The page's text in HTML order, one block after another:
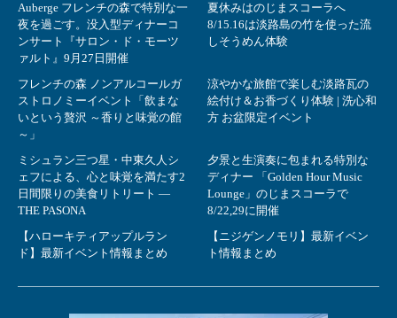
Auberge フレンチの森で特別な一
夜を過ごす。没入型ディナーコ
ンサート『サロン・ド・モーツ
ァルト』9月27日開催
夏休みはのじまスコーラへ
8/15.16は淡路島の竹を使った流
しそうめん体験
フレンチの森 ノンアルコールガ
ストロノミーイベント「飲まな
いという贅沢 ～香りと味覚の館
～」
涼やかな旅館で楽しむ淡路瓦の
絵付け＆お香づくり体験 | 洗心和
方 お盆限定イベント
ミシュラン三つ星・中東久人シ
ェフによる、心と味覚を満たす2
日間限りの美食リトリート ―
THE PASONA
夕景と生演奏に包まれる特別な
ディナー 「Golden Hour Music
Lounge」のじまスコーラで
8/22,29に開催
【ハローキティアップルラン
ド】最新イベント情報まとめ
【ニジゲンノモリ】最新イベン
ト情報まとめ